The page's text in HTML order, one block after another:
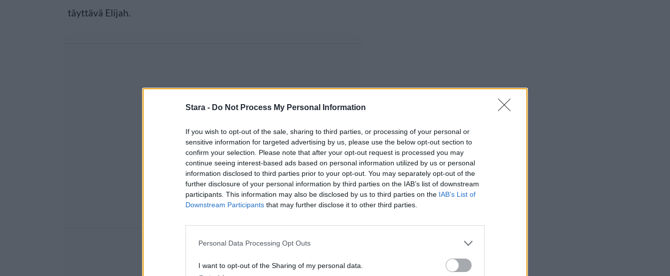
Stara - Do Not Process My Personal Information
If you wish to opt-out of the sale, sharing to third parties, or processing of your personal or
sensitive information for targeted advertising by us, please use the below opt-out section to
confirm your selection. Please note that after your opt-out request is processed you may
continue seeing interest-based ads based on personal information utilized by us or personal
information disclosed to third parties prior to your opt-out. You may separately opt-out of the
further disclosure of your personal information by third parties on the IAB’s list of downstream
participants. This information may also be disclosed by us to third parties on the IAB’s List of
Downstream Participants that may further disclose it to other third parties.
Personal Data Processing Opt Outs
I want to opt-out of the Sharing of my personal data.
täyttävä Elijah.